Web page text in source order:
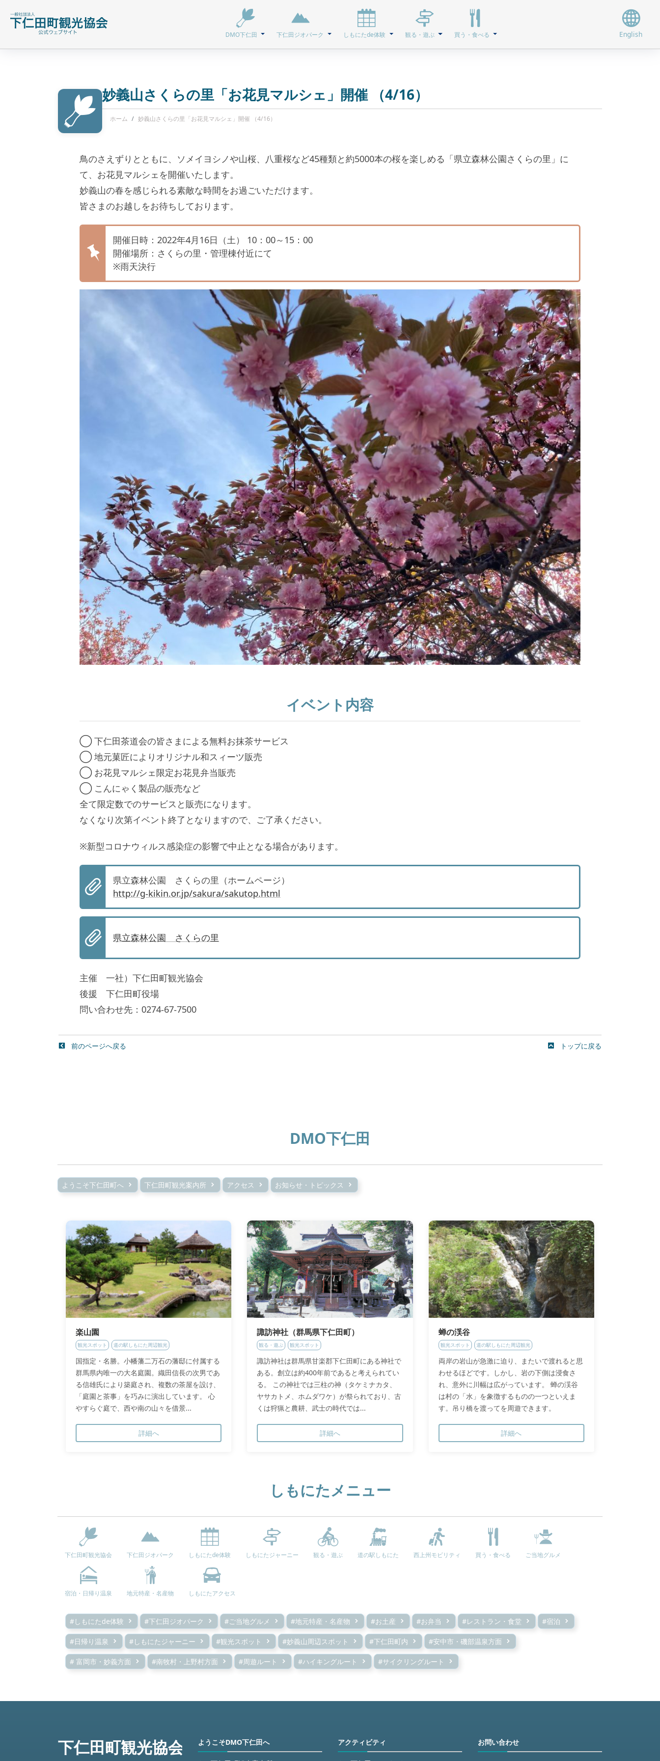
DMO下仁田 下仁田ジオパーク しもにたde体験 観る・遊ぶ 買う・食べる English
妙義山さくらの里「お花見マルシェ」開催 （4/16）
ホーム 妙義山さくらの里「お花見マルシェ」開催 （4/16）
鳥のさえずりとともに、ソメイヨシノや山桜、八重桜など45種類と約5000本の桜を楽しめる「県立森林公園さくらの里」に
て、お花見マルシェを開催いたします。
妙義山の春を感じられる素敵な時間をお過ごいただけます。
皆さまのお越しをお待ちしております。
開催日時：2022年4月16日（土） 10：00～15：00
開催場所：さくらの里・管理棟付近にて
※雨天決行
イベント内容
◯ 下仁田茶道会の皆さまによる無料お抹茶サービス
◯ 地元菓匠によりオリジナル和スィーツ販売
◯ お花見マルシェ限定お花見弁当販売
◯ こんにゃく製品の販売など
全て限定数でのサービスと販売になります。
なくなり次第イベント終了となりますので、ご了承ください。
※新型コロナウィルス感染症の影響で中止となる場合があります。
県立森林公園 さくらの里（ホームページ）
http://g-kikin.or.jp/sakura/sakutop.html
県立森林公園 さくらの里
主催 一社）下仁田町観光協会
後援 下仁田町役場
問い合わせ先：0274-67-7500
前のページへ戻る トップに戻る
DMO下仁田
ようこそ下仁田町へ 下仁田町観光案内所 アクセス お知らせ・トピックス
楽山園
観光スポット 道の駅しもにた周辺観光
国指定・名勝。小幡藩二万石の藩邸に付属する
群馬県内唯一の大名庭園。織田信長の次男であ
る信雄氏により築庭され、複数の茶屋を設け、
「庭園と茶事」を巧みに演出しています。 心
やすらぐ庭で、西や南の山々を借景...
詳細へ
諏訪神社（群馬県下仁田町）
観る・遊ぶ 観光スポット
諏訪神社は群馬県甘楽郡下仁田町にある神社で
ある。創立は約400年前であると考えられてい
る。 この神社では三柱の神（タケミナカタ、
ヤサカトメ、ホムダワケ）が祭られており、古
くは狩猟と農耕、武士の時代では...
詳細へ
蝉の渓谷
観光スポット 道の駅しもにた周辺観光
両岸の岩山が急激に迫り、またいで渡れると思
わせるほどです。しかし、岩の下側は浸食さ
れ、意外に川幅は広がっています。 蝉の渓谷
は村の「水」を象徴するものの一つといえま
す。吊り橋を渡ってを周遊できます。
詳細へ
しもにたメニュー
下仁田町観光協会 下仁田ジオパーク しもにたde体験 しもにたジャーニー 観る・遊ぶ 道の駅しもにた 西上州モビリティ 買う・食べる ご当地グルメ
宿泊・日帰り温泉 地元特産・名産物 しもにたアクセス
#しもにたde体験 #下仁田ジオパーク #ご当地グルメ #地元特産・名産物 #お土産 #お弁当 #レストラン・食堂 #宿泊
#日帰り温泉 #しもにたジャーニー #観光スポット #妙義山周辺スポット #下仁田町内 #安中市・磯部温泉方面
# 富岡市・妙義方面 #南牧村・上野村方面 #周遊ルート #ハイキングルート #サイクリングルート
ようこそDMO下仁田へ アクティビティ お問い合わせ